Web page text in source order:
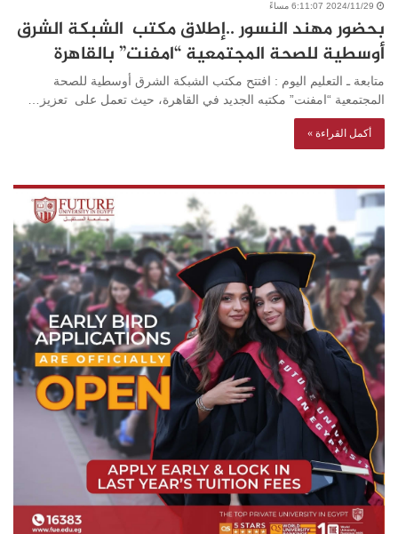
2024/11/29 6:11:07 مساءً
بحضور مهند النسور ..إطلاق مكتب الشبكة الشرق
أوسطية للصحة المجتمعية “امفنت” بالقاهرة
متابعة ـ التعليم اليوم : افتتح مكتب الشبكة الشرق أوسطية للصحة
المجتمعية “امفنت” مكتبه الجديد في القاهرة، حيث تعمل على تعزيز…
أكمل القراءة »